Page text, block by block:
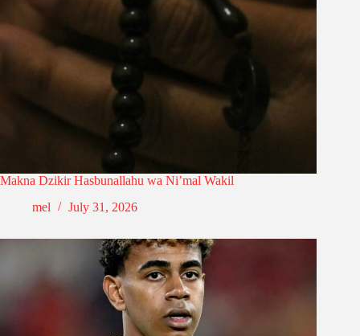
Makna Dzikir Hasbunallahu wa Ni’mal Wakil
mel
July 31, 2026